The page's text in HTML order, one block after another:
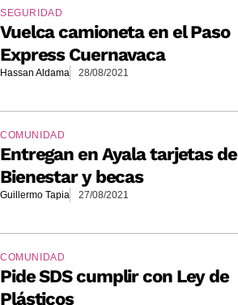
SEGURIDAD
Vuelca camioneta en el Paso
Express Cuernavaca
Hassan Aldama 28/08/2021
COMUNIDAD
Entregan en Ayala tarjetas de
Bienestar y becas
Guillermo Tapia 27/08/2021
COMUNIDAD
Pide SDS cumplir con Ley de
Plásticos